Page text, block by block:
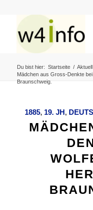
Du bist hier: Startseite / Aktuell
Mädchen aus Gross-Denkte
Braunschweig.
1885, 19. JH,